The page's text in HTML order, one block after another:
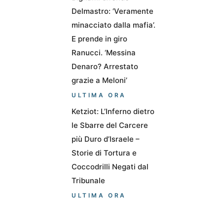
Delmastro: ‘Veramente
minacciato dalla mafia’.
E prende in giro
Ranucci. ‘Messina
Denaro? Arrestato
grazie a Meloni’
ULTIMA ORA
Ketziot: L’Inferno dietro
le Sbarre del Carcere
più Duro d’Israele –
Storie di Tortura e
Coccodrilli Negati dal
Tribunale
ULTIMA ORA